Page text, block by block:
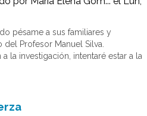
pésame a sus familiares y
Profesor Manuel Silva.
la investigación, intentaré estar a la